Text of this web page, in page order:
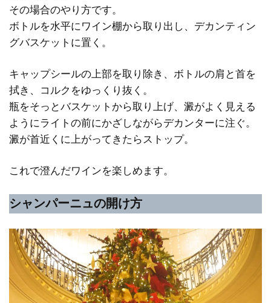
その場合のやり方です。
ボトルを水平にワイン棚から取り出し、デカンティン
グバスケットに置く。
キャップシールの上部を取り除き、ボトルの肩と首を
拭き、コルクをゆっくり抜く。
瓶をそっとバスケットから取り上げ、澱がよく見える
ようにライトの前にかざしながらデカンターに注ぐ。
澱が首近くに上がってきたらストップ。
これで澄んだワインを楽しめます。
シャンパーニュの開け方